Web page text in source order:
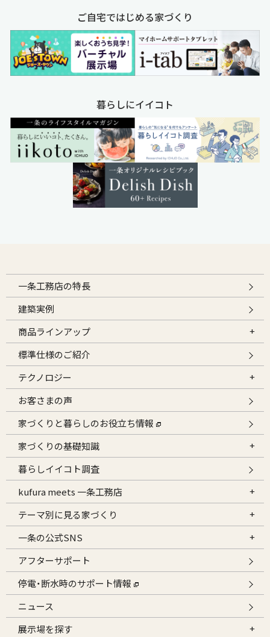
ご自宅ではじめる家づくり
暮らしにイイコト
一条工務店の特長
建築実例
商品ラインアップ
標準仕様のご紹介
テクノロジー
お客さまの声
家づくりと暮らしのお役立ち情報
家づくりの基礎知識
暮らしイイコト調査
kufura meets 一条工務店
テーマ別に見る家づくり
一条の公式SNS
アフターサポート
停電・断水時のサポート情報
ニュース
展示場を探す